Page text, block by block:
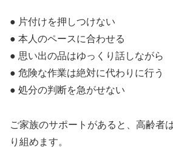
● 片付けを押しつけない
● 本人のペースに合わせる
● 思い出の品はゆっくり話しながら
● 危険な作業は絶対に代わりに行う
● 処分の判断を急がせない
ご家族のサポートがあると、高齢者
り組めます。